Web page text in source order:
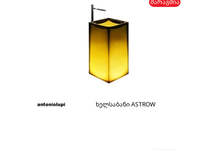
ᲛᲐᲠᲐᲒᲨᲘᲐ
ხელსაბანი ASTROW